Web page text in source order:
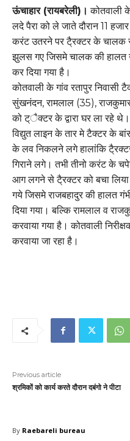
ऊंचाहार (रायबरेली)। कोतवाली
लदे पैरा को ले जाते दौरान 11
करंट उतरने पर टै्रक्टर के
झुलस गए जिसमे चालक की हालत
कर दिया गया है।
कोतवाली के गांव रतापुर
सुंखनंदन, रामलाल (35),
को ट्ैक्टर के द्वारा घर ला रहे
विद्युत लाइन के तार मे टैक्टर के
के लव निकलने लगे हालांकि
गिराने लगे। तभी तीनो करंट के
आग लगने से टै्रक्टर को बचा
गये जिसमे राजबहादुर की हालत
दिया गया। बल्कि रामलाल व
करवाया गया है। कोतवाली
करवाया जा रहा है।
Previous article
श्रमिकों को कार्य करते दौरान दबंगो ने पीटा
By Raebareli bureau